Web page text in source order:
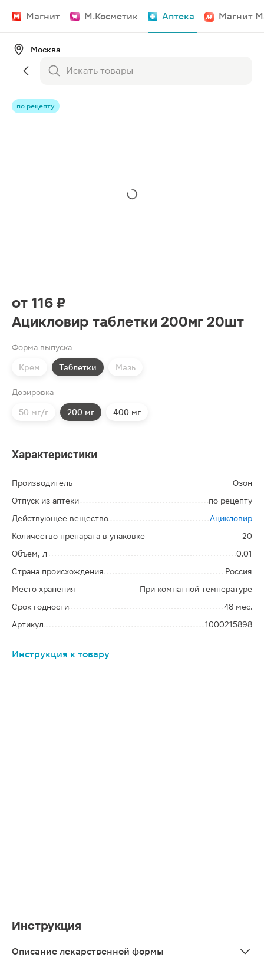
Магнит М.Косметик Аптека Магнит
Москва
по рецепту
от 116 ₽
Ацикловир таблетки 200мг 20шт
Форма выпуска
Крем Таблетки Мазь
Дозировка
50 мг/г 200 мг 400 мг
Характеристики
Производитель
Озон
Отпуск из аптеки
по рецепту
Действующее вещество
Ацикловир
Количество препарата в упаковке
20
Объем, л
0.01
Страна происхождения
Россия
Место хранения
При комнатной температуре
Срок годности
48 мес.
Артикул
1000215898
Инструкция к товару
Инструкция
Описание лекарственной формы